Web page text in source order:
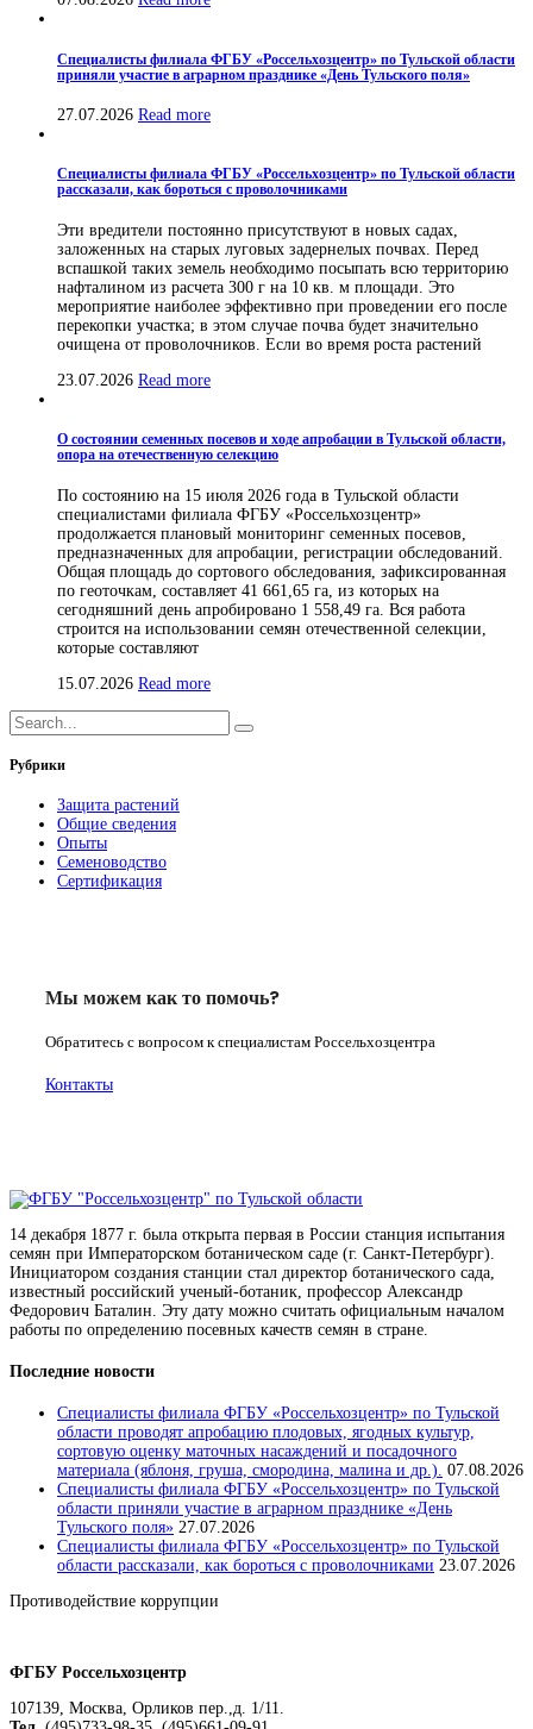
Специалисты филиала ФГБУ «Россельхозцентр» по Тульской области
приняли участие в аграрном празднике «День Тульского поля»
27.07.2026 Read more
Специалисты филиала ФГБУ «Россельхозцентр» по Тульской области
рассказали, как бороться с проволочниками
Эти вредители постоянно присутствуют в новых садах,
заложенных на старых луговых задернелых почвах. Перед
вспашкой таких земель необходимо посыпать всю территорию
нафталином из расчета 300 г на 10 кв. м площади. Это
мероприятие наиболее эффективно при проведении его после
перекопки участка; в этом случае почва будет значительно
очищена от проволочников. Если во время роста растений
23.07.2026 Read more
О состоянии семенных посевов и ходе апробации в Тульской области,
опора на отечественную селекцию
По состоянию на 15 июля 2026 года в Тульской области
специалистами филиала ФГБУ «Россельхозцентр»
продолжается плановый мониторинг семенных посевов,
предназначенных для апробации, регистрации обследований.
Общая площадь до сортового обследования, зафиксированная
по геоточкам, составляет 41 661,65 га, из которых на
сегодняшний день апробировано 1 558,49 га. Вся работа
строится на использовании семян отечественной селекции,
которые составляют
15.07.2026 Read more
Рубрики
Защита растений
Общие сведения
Опыты
Семеноводство
Сертификация
Мы можем как то помочь?
Обратитесь с вопросом к специалистам Россельхозцентра
Контакты
14 декабря 1877 г. была открыта первая в России станция испытания
семян при Императорском ботаническом саде (г. Санкт-Петербург).
Инициатором создания станции стал директор ботанического сада,
известный российский ученый-ботаник, профессор Александр
Федорович Баталин. Эту дату можно считать официальным началом
работы по определению посевных качеств семян в стране.
Последние новости
Специалисты филиала ФГБУ «Россельхозцентр» по Тульской
области проводят апробацию плодовых, ягодных культур,
сортовую оценку маточных насаждений и посадочного
материала (яблоня, груша, смородина, малина и др.). 07.08.2026
Специалисты филиала ФГБУ «Россельхозцентр» по Тульской
области приняли участие в аграрном празднике «День
Тульского поля» 27.07.2026
Специалисты филиала ФГБУ «Россельхозцентр» по Тульской
области рассказали, как бороться с проволочниками 23.07.2026
Противодействие коррупции
ФГБУ Россельхозцентр
107139, Москва, Орликов пер.,д. 1/11.